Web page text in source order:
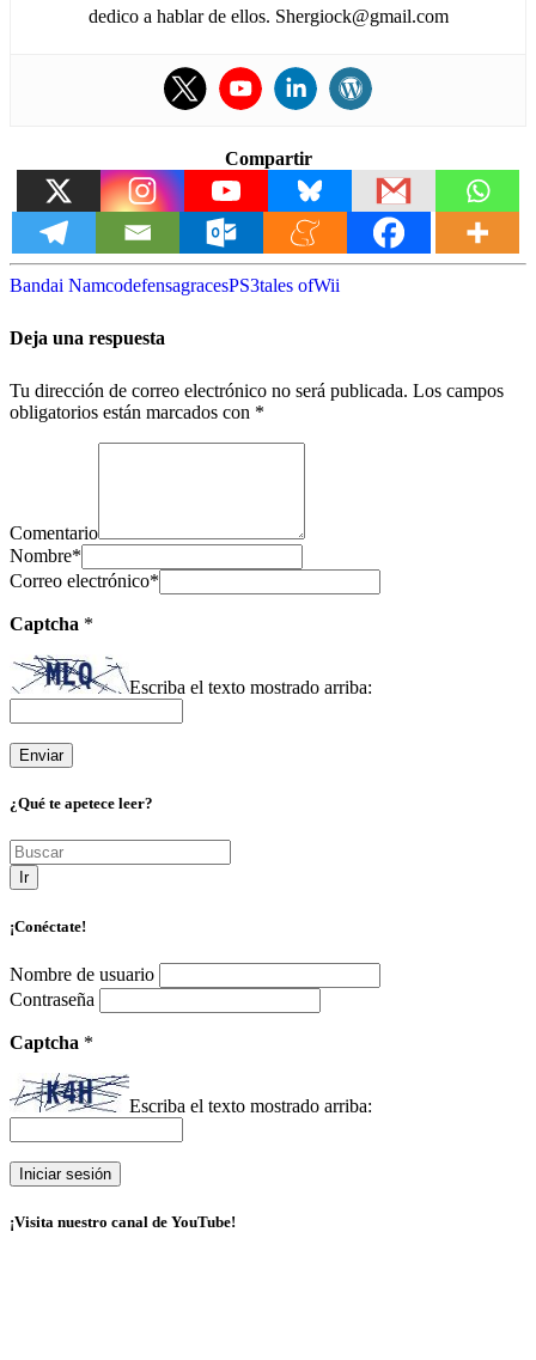
dedico a hablar de ellos. Shergiock@gmail.com
Compartir
Bandai NamcodefensagracesPS3tales ofWii
Deja una respuesta
Tu dirección de correo electrónico no será publicada. Los campos
obligatorios están marcados con *
Comentario
Nombre*
Correo electrónico*
Captcha *
Escriba el texto mostrado arriba:
¿Qué te apetece leer?
Ir
¡Conéctate!
Nombre de usuario
Contraseña
Captcha *
Escriba el texto mostrado arriba:
¡Visita nuestro canal de YouTube!